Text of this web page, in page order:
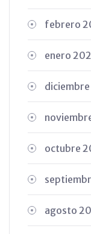
febrero
enero
octubre
agosto